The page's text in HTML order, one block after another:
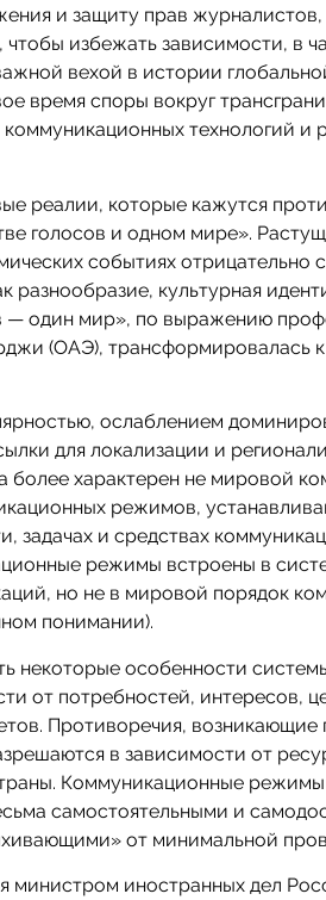
и защиту прав
избежать зависимости, в
вехой в истории
время споры вокруг
технологий
реалии, которые кажутся
голосов и одном мире».
событиях отрицательно
разнообразие, культурная
— один мир», по выражению
(ОАЭ), трансформировалась
ослаблением
для локализации и
более характерен не мировой
режимов,
задачах и средствах
режимы встроены в
но не в мировой порядок
понимании).
некоторые особенности
от потребностей, интересов,
Противоречия, возникающие
в зависимости от
Коммуникационные
самостоятельными и
от минимальной
министром иностранных дел